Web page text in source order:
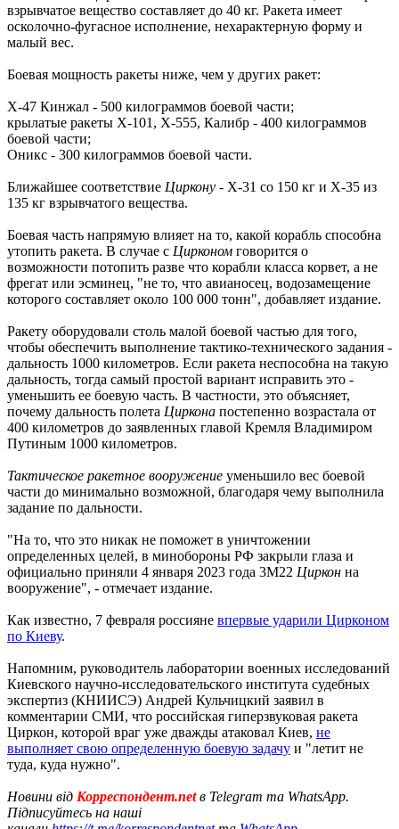
взрывчатое вещество составляет до 40 кг. Ракета имеет
осколочно-фугасное исполнение, нехарактерную форму и
малый вес.
Боевая мощность ракеты ниже, чем у других ракет:
Х-47 Кинжал - 500 килограммов боевой части;
крылатые ракеты Х-101, Х-555, Калибр - 400 килограммов
боевой части;
Оникс - 300 килограммов боевой части.
Ближайшее соответствие Циркону - Х-31 со 150 кг и Х-35 из
135 кг взрывчатого вещества.
Боевая часть напрямую влияет на то, какой корабль способна
утопить ракета. В случае с Цирконом говорится о
возможности потопить разве что корабли класса корвет, а не
фрегат или эсминец, "не то, что авианосец, водозамещение
которого составляет около 100 000 тонн", добавляет издание.
Ракету оборудовали столь малой боевой частью для того,
чтобы обеспечить выполнение тактико-технического задания -
дальность 1000 километров. Если ракета неспособна на такую
дальность, тогда самый простой вариант исправить это -
уменьшить ее боевую часть. В частности, это объясняет,
почему дальность полета Циркона постепенно возрастала от
400 километров до заявленных главой Кремля Владимиром
Путиным 1000 километров.
Тактическое ракетное вооружение уменьшило вес боевой
части до минимально возможной, благодаря чему выполнила
задание по дальности.
"На то, что это никак не поможет в уничтожении
определенных целей, в минобороны РФ закрыли глаза и
официально приняли 4 января 2023 года 3М22 Циркон на
вооружение", - отмечает издание.
Как известно, 7 февраля россияне впервые ударили Цирконом
по Киеву.
Напомним, руководитель лаборатории военных исследований
Киевского научно-исследовательского института судебных
экспертиз (КНИИСЭ) Андрей Кульчицкий заявил в
комментарии СМИ, что российская гиперзвуковая ракета
Циркон, которой враг уже дважды атаковал Киев, не
выполняет свою определенную боевую задачу и "летит не
туда, куда нужно".
Новини від Корреспондент.netв Telegram та WhatsApp.
Підписуйтесь на наші